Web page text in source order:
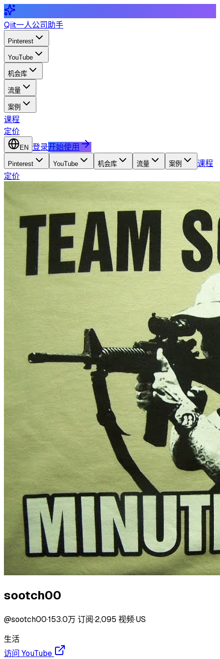
Qiit一人公司助手
Pinterest
YouTube
机会库
流量
案例
课程
定价
EN 登录开始使用
Pinterest YouTube 机会库 流量 案例
课程
定价
sootch00
@sootch00·153.0万 订阅·2,095 视频·US
生活
访问 YouTube